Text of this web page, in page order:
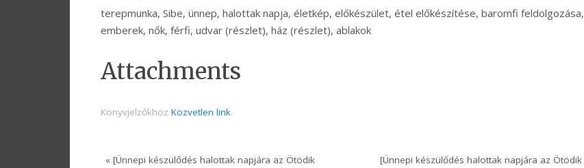
terepmunka, Sibe, ünnep, halottak napja, életkép, előkészület, étel előkészítése, baromfi feldolgozása,
emberek, nők, férfi, udvar (részlet), ház (részlet), ablakok
Attachments
Könyvjelzőkhöz Közvetlen link.
« [Ünnepi készülődés halottak napjára az Ötödik
[Ünnepi készülődés halottak napjára az Ötödik